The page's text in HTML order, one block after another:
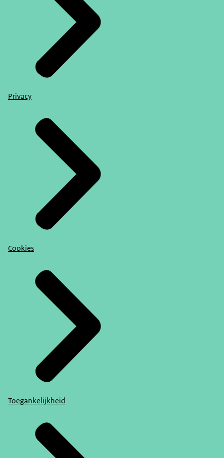
Privacy
Cookies
Toegankelijkheid